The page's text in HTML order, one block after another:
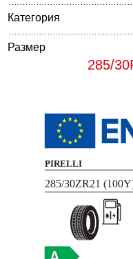
Категория
Размер
285/